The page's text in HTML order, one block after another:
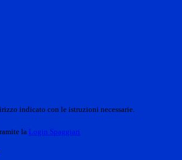
indicato con le istruzioni necessarie.
la Login Spaggiari